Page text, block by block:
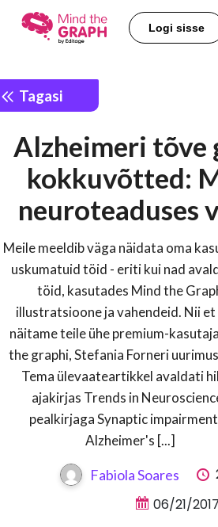
Logi sisse
Tagasi
Alzheimeri tõve
kokkuvõtted:
neuroteaduses
Meile meeldib väga näidata oma
uskumatuid töid - eriti kui nad
töid, kasutades Mind the
illustratsioone ja vahendeid. Nii et
näitame teile ühe premium-
the graphi, Stefania Forneri
Tema ülevaateartikkel avaldati
ajakirjas Trends in
pealkirjaga Synaptic
Alzheimer's [...]
Fabiola Soares
06/21/2017